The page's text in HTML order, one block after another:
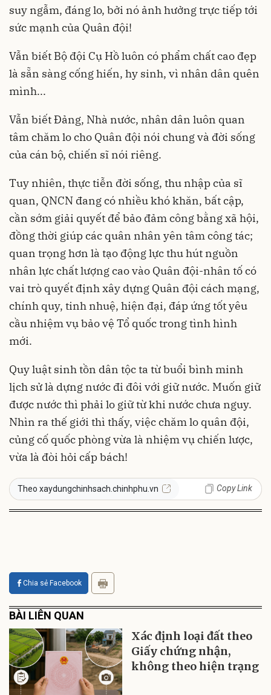
suy ngẫm, đáng lo, bởi nó ảnh hưởng trực tiếp tới
sức mạnh của Quân đội!
Vẫn biết Bộ đội Cụ Hồ luôn có phẩm chất cao đẹp
là sẵn sàng cống hiến, hy sinh, vì nhân dân quên
mình...
Vẫn biết Đảng, Nhà nước, nhân dân luôn quan
tâm chăm lo cho Quân đội nói chung và đời sống
của cán bộ, chiến sĩ nói riêng.
Tuy nhiên, thực tiễn đời sống, thu nhập của sĩ
quan, QNCN đang có nhiều khó khăn, bất cập,
cần sớm giải quyết để bảo đảm công bằng xã hội,
đồng thời giúp các quân nhân yên tâm công tác;
quan trọng hơn là tạo động lực thu hút nguồn
nhân lực chất lượng cao vào Quân đội-nhân tố có
vai trò quyết định xây dựng Quân đội cách mạng,
chính quy, tinh nhuệ, hiện đại, đáp ứng tốt yêu
cầu nhiệm vụ bảo vệ Tổ quốc trong tình hình
mới.
Quy luật sinh tồn dân tộc ta từ buổi bình minh
lịch sử là dựng nước đi đôi với giữ nước. Muốn giữ
được nước thì phải lo giữ từ khi nước chưa nguy.
Nhìn ra thế giới thì thấy, việc chăm lo quân đội,
củng cố quốc phòng vừa là nhiệm vụ chiến lược,
vừa là đòi hỏi cấp bách!
Theo xaydungchinhsach.chinhphu.vn Copy Link
Chia sẻ Facebook
BÀI LIÊN QUAN
Xác định loại đất theo
Giấy chứng nhận,
không theo hiện trạng